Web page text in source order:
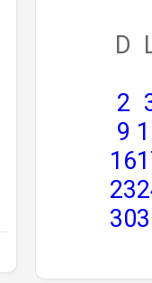
D
2
9
16
23
30